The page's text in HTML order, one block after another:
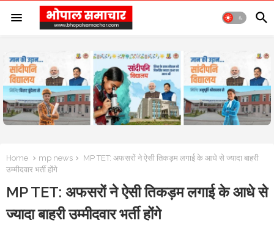
Home mp news
MP TET: अफसरों ने ऐसी तिकड़म लगाई के आधे से ज्यादा बाहरी
उम्मीदवार भर्ती होंगे
MP TET: अफसरों ने ऐसी तिकड़म लगाई के आधे से
ज्यादा बाहरी उम्मीदवार भर्ती होंगे